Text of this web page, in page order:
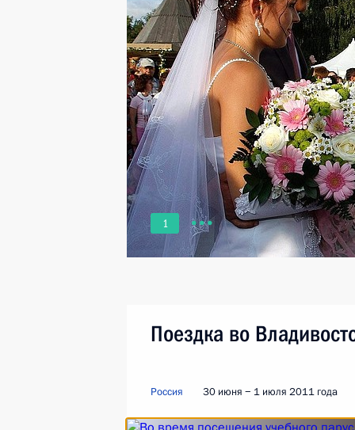
1
Поездка во
Россия 30 июня − 1 июля 2011 года